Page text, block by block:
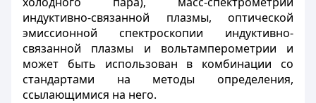
индуктивно-связанной плазмы, оптической
эмиссионной спектроскопии индуктивно-
связанной плазмы и вольтамперометрии и
может быть использован в комбинации со
стандартами на методы определения,
ссылающимися на него.